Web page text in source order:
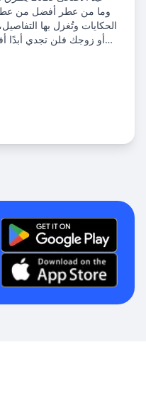
وما من عطر أفضل من عطور
الحكايات وتُغزل بها
أو زوجك فلن تجدي